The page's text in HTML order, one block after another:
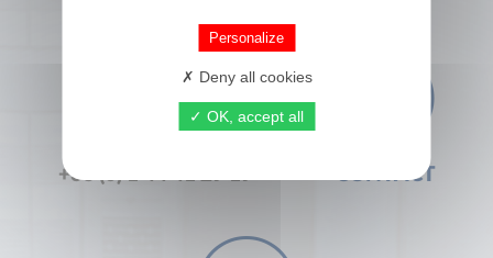
+33 (0) 1 44 41 29 19 CONTACT
Personalize
Deny all cookies
OK, accept all